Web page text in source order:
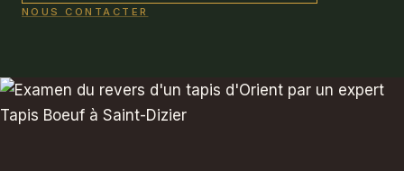
NOUS CONTACTER